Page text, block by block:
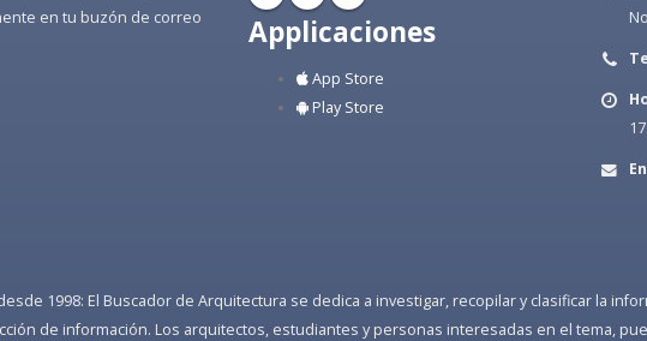
en tu buzón de correo
Applicaciones
App Store
Play Store
1998: El Buscador de Arquitectura se dedica a investigar, recopilar y clasificar la
de información. Los arquitectos, estudiantes y personas interesadas en el tema,